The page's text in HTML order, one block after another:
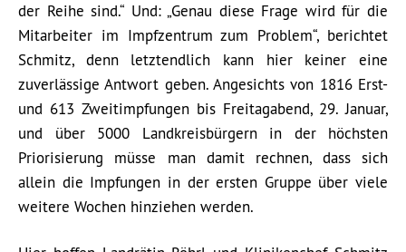
der Reihe sind.“ Und: „Genau diese Frage wird für die
Mitarbeiter im Impfzentrum zum Problem“, berichtet
Schmitz, denn letztendlich kann hier keiner eine
zuverlässige Antwort geben. Angesichts von 1816 Erst-
und 613 Zweitimpfungen bis Freitagabend, 29. Januar,
und über 5000 Landkreisbürgern in der höchsten
Priorisierung müsse man damit rechnen, dass sich
allein die Impfungen in der ersten Gruppe über viele
weitere Wochen hinziehen werden.